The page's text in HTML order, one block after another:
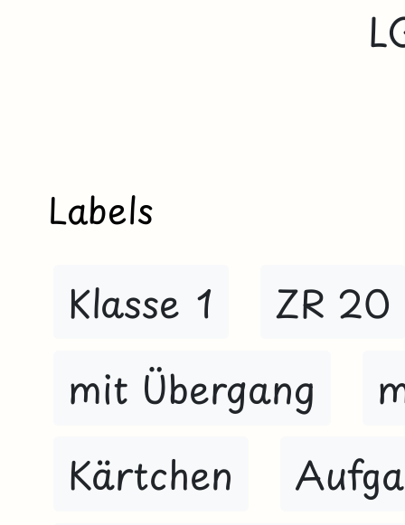
Labels
Klasse 1
ZR 20
mit Übergang
Kärtchen